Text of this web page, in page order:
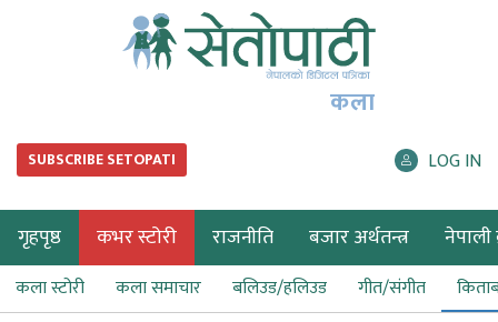
कला
SUBSCRIBE SETOPATI LOG IN
गृहपृष्ठ कभर स्टोरी राजनीति बजार अर्थतन्त्र नेपाली
कला स्टोरी कला समाचार बलिउड/हलिउड गीत/संगीत